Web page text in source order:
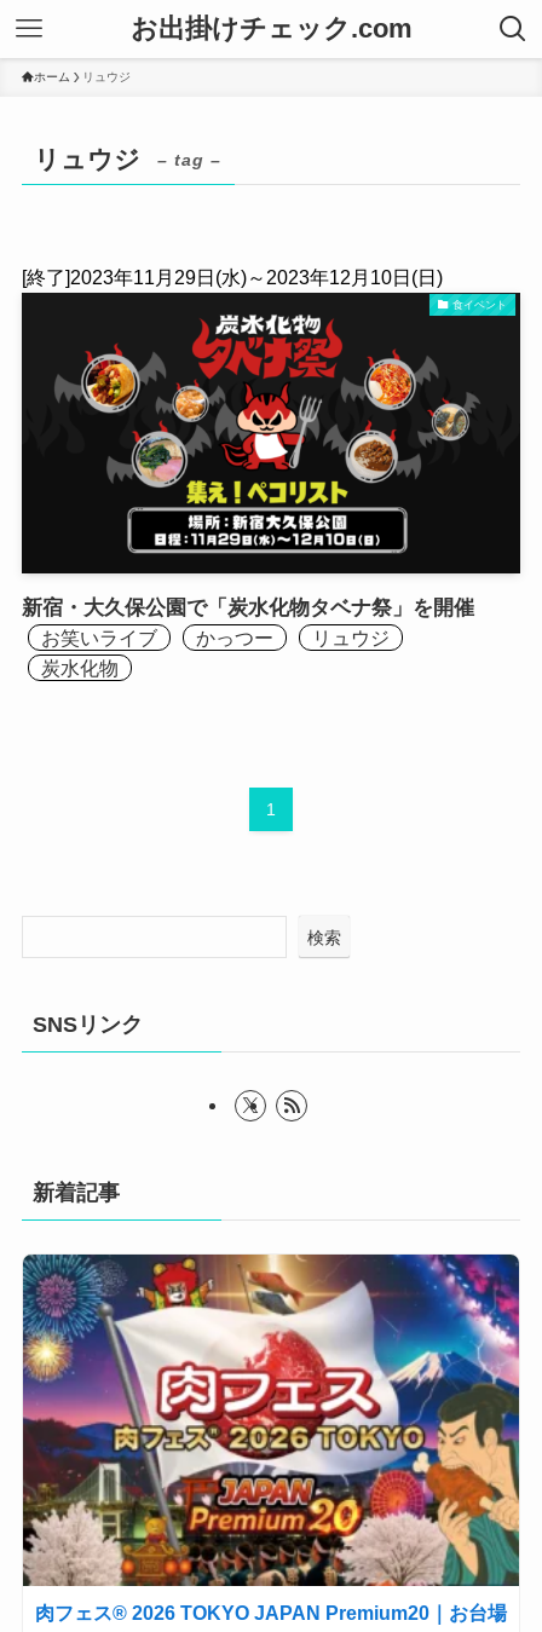
お出掛けチェック.com
ホーム リュウジ
リュウジ – tag –
[終了]2023年11月29日(水)～2023年12月10日(日)
食イベント
新宿・大久保公園で「炭水化物タベナ祭」を開催
お笑いライブ かっつー
リュウジ
炭水化物
1
検索
SNSリンク
新着記事
肉フェス® 2026 TOKYO JAPAN Premium20｜お台場